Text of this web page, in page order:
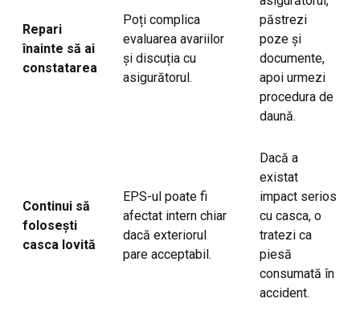
Repari
înainte să ai
constatarea
Poți complica
evaluarea avariilor
și discuția cu
asigurătorul.
păstrezi
poze și
documente,
apoi urmezi
procedura de
daună.
Continui să
folosești
casca lovită
EPS-ul poate fi
afectat intern chiar
dacă exteriorul
pare acceptabil.
Dacă a
existat
impact serios
cu casca, o
tratezi ca
piesă
consumată în
accident.